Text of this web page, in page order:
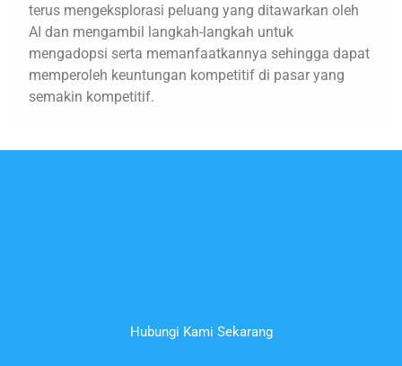
terus mengeksplorasi peluang yang ditawarkan oleh
AI dan mengambil langkah-langkah untuk
mengadopsi serta memanfaatkannya sehingga dapat
memperoleh keuntungan kompetitif di pasar yang
semakin kompetitif.
Hubungi Kami Sekarang